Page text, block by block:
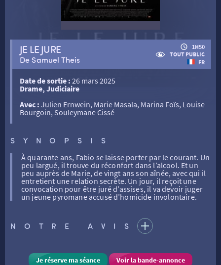
RETOUR
SÉANCES SPÉCIALES
THÉ CINÉ
ATELIERS PRATIQUES
VISITE DE CABINE
RETOUR
LA SÉLECTION DES AMIS DU CINÉMA & LES FILMS
D’ACTUALITÉS
HISTORIQUE
ADHÉRER
RETOUR
TARIFS
NOS SALLES
JE LE JURE
De Samuel Theis
1H50
TOUT PUBLIC
FR
Date de sortie : 26 mars 2025
Drame, Judiciaire
Avec : Julien Ernwein, Marie Masala, Marina Foïs, Louise
Bourgoin, Souleymane Cissé
SYNOPSIS
À quarante ans, Fabio se laisse porter par le courant. Un
peu largué, il trouve du réconfort dans l’alcool. Et un
peu auprès de Marie, de vingt ans son aînée, avec qui il
entretient une relation secrète. Un jour, il reçoit une
convocation pour être juré d’assises, il va devoir juger
un jeune pyromane accusé d’homicide involontaire.
NOTRE AVIS
Je réserve ma séance Voir la bande-annonce